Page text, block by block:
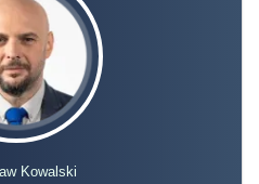
Kowalski